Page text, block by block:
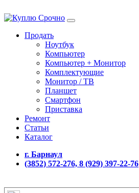
Продать
Ноутбук
Компьютер
Компьютер + Монитор
Комплектующие
Монитор / ТВ
Планшет
Смартфон
Приставка
Ремонт
Статьи
Каталог
г. Барнаул
(3852) 572-276, 8 (929) 397-22-76